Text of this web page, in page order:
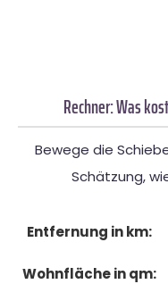
Rechner: Was
Bewege die
Schätzung,
Entfernung in km:
Wohnfläche in qm: